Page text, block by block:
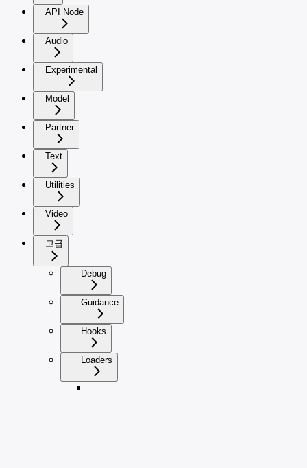
API Node
Audio
Experimental
Model
Partner
Text
Utilities
Video
고급
Debug
Guidance
Hooks
Loaders